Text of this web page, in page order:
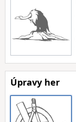
Úpravy her